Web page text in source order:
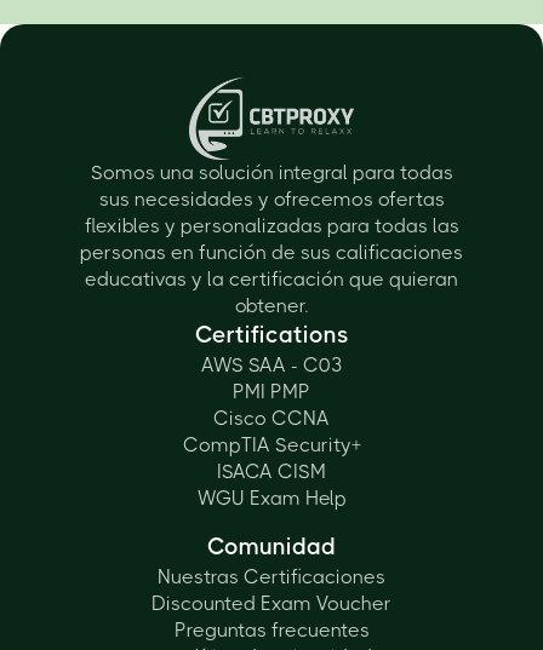
Somos una solución integral para todas
sus necesidades y ofrecemos ofertas
flexibles y personalizadas para todas las
personas en función de sus calificaciones
educativas y la certificación que quieran
obtener.
Certifications
AWS SAA - C03
PMI PMP
Cisco CCNA
CompTIA Security+
ISACA CISM
WGU Exam Help
Comunidad
Nuestras Certificaciones
Discounted Exam Voucher
Preguntas frecuentes